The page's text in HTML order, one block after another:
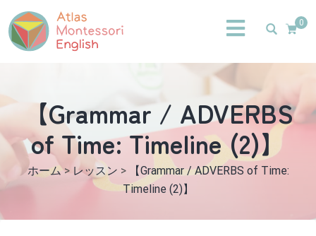
0
【Grammar / ADVERBS
of Time: Timeline (2)】
ホーム> レッスン >
【Grammar / ADVERBS of Time:
Timeline (2)】